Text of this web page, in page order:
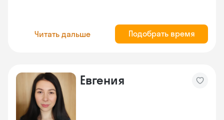
Читать дальше Подобрать время
Евгения